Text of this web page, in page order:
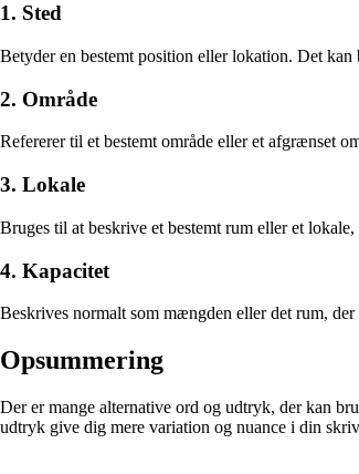
1. Sted
Betyder en bestemt position eller lokation. Det
2. Område
Refererer til et bestemt område eller et afgrænset
3. Lokale
Bruges til at beskrive et bestemt rum eller et
4. Kapacitet
Beskrives normalt som mængden eller det rum,
Opsummering
Der er mange alternative ord og udtryk, der kan
udtryk give dig mere variation og nuance i din